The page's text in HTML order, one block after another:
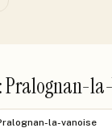
Pralognan-
la-vanoise